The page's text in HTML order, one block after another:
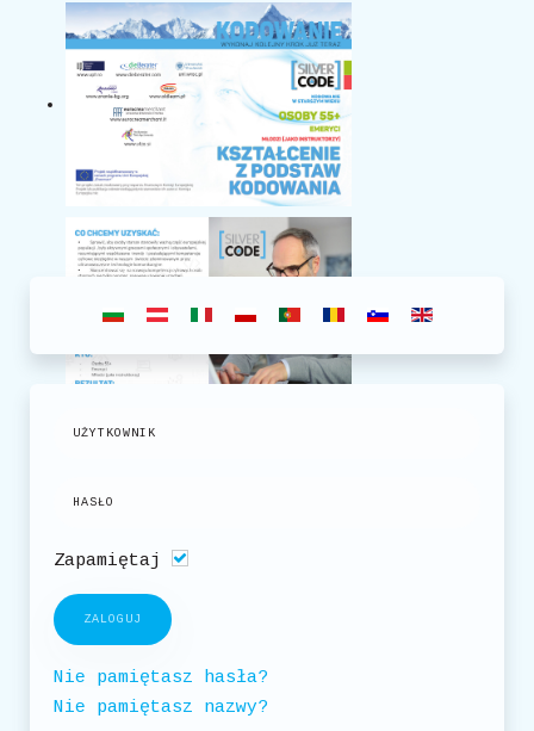
Zapamiętaj
ZALOGUJ
Nie pamiętasz hasła?
Nie pamiętasz nazwy?